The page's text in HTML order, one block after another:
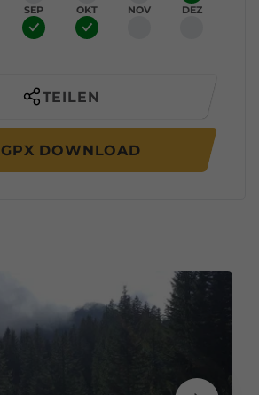
SEP OKT NOV DEZ
TEILEN
GPX DOWNLOAD